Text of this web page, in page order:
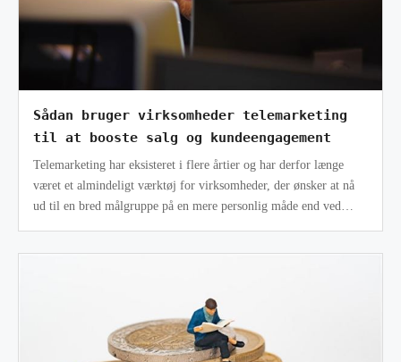
Sådan bruger virksomheder telemarketing
til at booste salg og kundeengagement
Telemarketing har eksisteret i flere årtier og har derfor længe
været et almindeligt værktøj for virksomheder, der ønsker at nå
ud til en bred målgruppe på en mere personlig måde end ved